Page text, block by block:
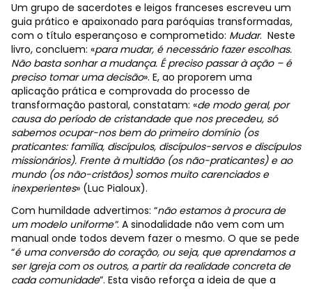
Um grupo de sacerdotes e leigos franceses escreveu um
guia prático e apaixonado para paróquias transformadas,
com o título esperançoso e comprometido: Mudar. Neste
livro, concluem: «para mudar, é necessário fazer escolhas.
Não basta sonhar a mudança. É preciso passar à ação – é
preciso tomar uma decisão». E, ao proporem uma
aplicação prática e comprovada do processo de
transformação pastoral, constatam: «de modo geral, por
causa do período de cristandade que nos precedeu, só
sabemos ocupar-nos bem do primeiro domínio (os
praticantes: família, discípulos, discípulos-servos e discípulos
missionários). Frente à multidão (os não-praticantes) e ao
mundo (os não-cristãos) somos muito carenciados e
inexperientes» (Luc Pialoux).
Com humildade advertimos: “não estamos à procura de
um modelo uniforme”. A sinodalidade não vem com um
manual onde todos devem fazer o mesmo. O que se pede
“é uma conversão do coração, ou seja, que aprendamos a
ser Igreja com os outros, a partir da realidade concreta de
cada comunidade”. Esta visão reforça a ideia de que a